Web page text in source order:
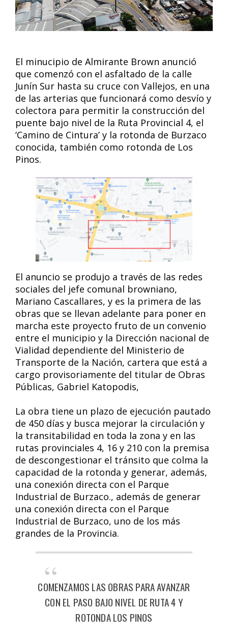
El minucipio de Almirante Brown anunció
que comenzó con el asfaltado de la calle
Junín Sur hasta su cruce con Vallejos, en una
de las arterias que funcionará como desvío y
colectora para permitir la construcción del
puente bajo nivel de la Ruta Provincial 4, el
‘Camino de Cintura’ y la rotonda de Burzaco
conocida, también como rotonda de Los
Pinos.
El anuncio se produjo a través de las redes
sociales del jefe comunal browniano,
Mariano Cascallares, y es la primera de las
obras que se llevan adelante para poner en
marcha este proyecto fruto de un convenio
entre el municipio y la Dirección nacional de
Vialidad dependiente del Ministerio de
Transporte de la Nación, cartera que está a
cargo provisoriamente del titular de Obras
Públicas, Gabriel Katopodis,
La obra tiene un plazo de ejecución pautado
de 450 días y busca mejorar la circulación y
la transitabilidad en toda la zona y en las
rutas provinciales 4, 16 y 210 con la premisa
de descongestionar el tránsito que colma la
capacidad de la rotonda y generar, además,
una conexión directa con el Parque
Industrial de Burzaco., además de generar
una conexión directa con el Parque
Industrial de Burzaco, uno de los más
grandes de la Provincia.
COMENZAMOS LAS OBRAS PARA AVANZAR
CON EL PASO BAJO NIVEL DE RUTA 4 Y
ROTONDA LOS PINOS